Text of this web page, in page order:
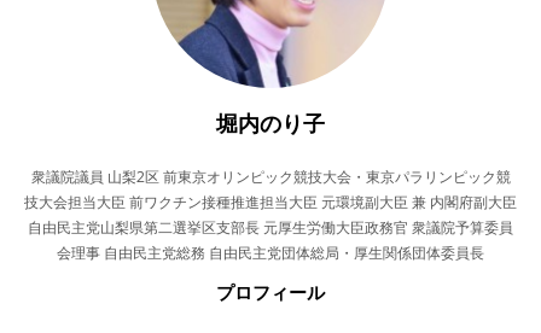
堀内のり子
衆議院議員 山梨2区 前東京オリンピック競技大会・東京パラリンピック競
技大会担当大臣 前ワクチン接種推進担当大臣 元環境副大臣 兼 内閣府副大臣
自由民主党山梨県第二選挙区支部長 元厚生労働大臣政務官 衆議院予算委員
会理事 自由民主党総務 自由民主党団体総局・厚生関係団体委員長
プロフィール